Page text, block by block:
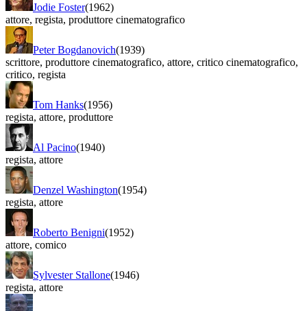
Jodie Foster(1962)
attore, regista, produttore cinematografico
Peter Bogdanovich(1939)
scrittore, produttore cinematografico, attore, critico cinematografico,
critico, regista
Tom Hanks(1956)
regista, attore, produttore
Al Pacino(1940)
regista, attore
Denzel Washington(1954)
regista, attore
Roberto Benigni(1952)
attore, comico
Sylvester Stallone(1946)
regista, attore